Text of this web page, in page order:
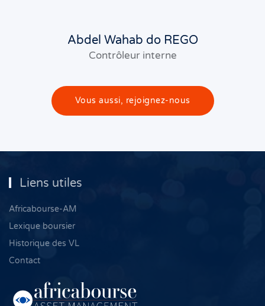
Abdel Wahab do REGO
Contrôleur interne
Vous aussi, rejoignez-nous
Liens utiles
Africabourse-AM
Lexique boursier
Historique des VL
Contact